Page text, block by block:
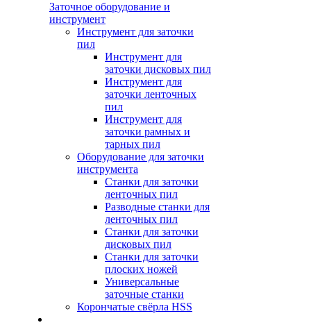
Заточное оборудование и
инструмент
Инструмент для заточки
пил
Инструмент для
заточки дисковых пил
Инструмент для
заточки ленточных
пил
Инструмент для
заточки рамных и
тарных пил
Оборудование для заточки
инструмента
Станки для заточки
ленточных пил
Разводные станки для
ленточных пил
Станки для заточки
дисковых пил
Станки для заточки
плоских ножей
Универсальные
заточные станки
Корончатые свёрла HSS